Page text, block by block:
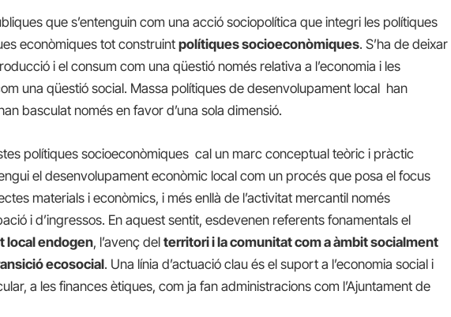
que s’entenguin com una acció sociopolítica que integri les polítiques
econòmiques tot construintpolítiques socioeconòmiques. S’ha de deixar
i el consum com una qüestió només relativa a l’economia i les
una qüestió social. Massa polítiques de desenvolupament local han
basculat només en favor d’una sola dimensió.
polítiques socioeconòmiques cal un marc conceptual teòric i pràctic
el desenvolupament econòmic local com un procés que posa el focus
materials i econòmics, i més enllà de l’activitat mercantil només
i d’ingressos. En aquest sentit, esdevenen referents fonamentals el
local endogen, l’avenç delterritori i la comunitat com a àmbit socialment
ecosocial. Una línia d’actuació clau és el suport a l’economia social i
a les finances ètiques, com ja fan administracions com l’Ajuntament de